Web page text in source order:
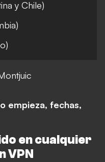
y Chile)
empieza, fechas,
en cualquier
VPN